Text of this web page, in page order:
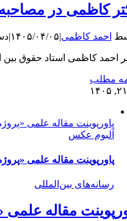
کاظمی در
احمد کاظمی|۱۴۰۵/۰۴/۰۵|
احمد کاظمی استاد حقوق بین
مطلب
۲۱
پاورپوینت مقاله علمی
آلبوم عکس
پاورپوینت مقاله علمی
رسانه‌های بین‌المللی
مقاله